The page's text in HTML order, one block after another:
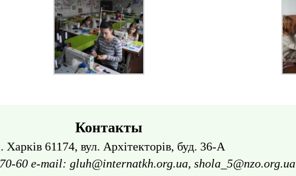
Контакты
Харків 61174, вул. Архітекторів, буд. 36-А
60 e-mail: gluh@internatkh.org.ua, shola_5@nzo.org.ua